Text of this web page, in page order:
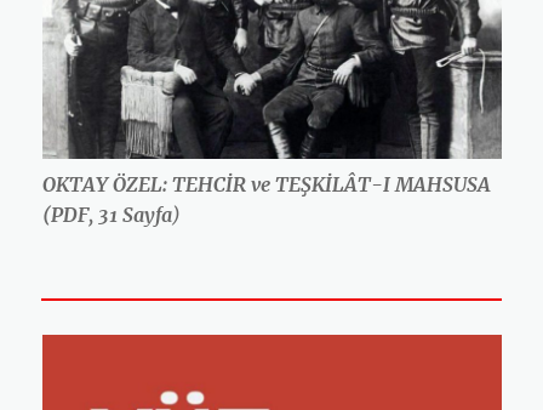
OKTAY ÖZEL: TEHCİR ve TEŞKİLÂT-I MAHSUSA
(PDF, 31 Sayfa)